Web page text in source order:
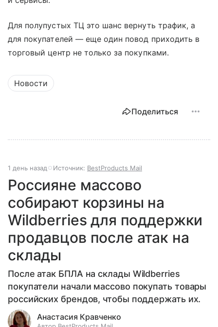
Для полупустых ТЦ это шанс вернуть трафик, а
для покупателей — еще один повод приходить в
торговый центр не только за покупками.
Новости
Поделиться
1 день назад Источник: BestProducts Mail
Россияне массово
собирают корзины на
Wildberries для поддержки
продавцов после атак на
склады
После атак БПЛА на склады Wildberries
покупатели начали массово покупать товары
российских брендов, чтобы поддержать их.
Анастасия Кравченко